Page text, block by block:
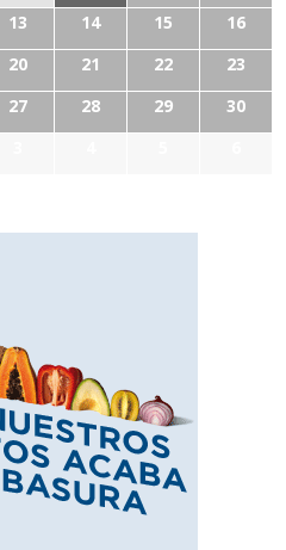
13 14 15
16
20 21 22
23
27 28 29
30